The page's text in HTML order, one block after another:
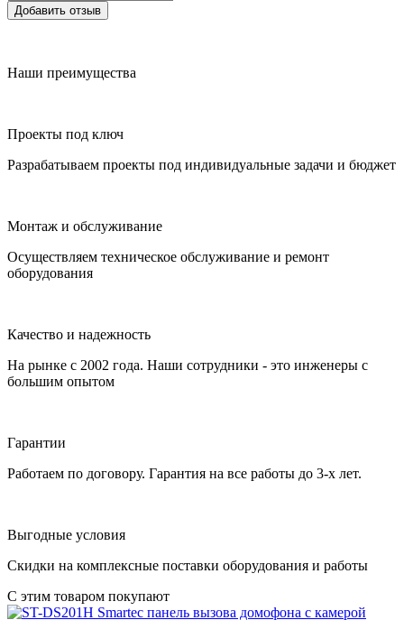
Добавить отзыв
Наши преимущества
Проекты под ключ
Разрабатываем проекты под индивидуальные задачи и бюджет
Монтаж и обслуживание
Осуществляем техническое обслуживание и ремонт
оборудования
Качество и надежность
На рынке с 2002 года. Наши сотрудники - это инженеры с
большим опытом
Гарантии
Работаем по договору. Гарантия на все работы до 3-х лет.
Выгодные условия
Скидки на комплексные поставки оборудования и работы
С этим товаром покупают